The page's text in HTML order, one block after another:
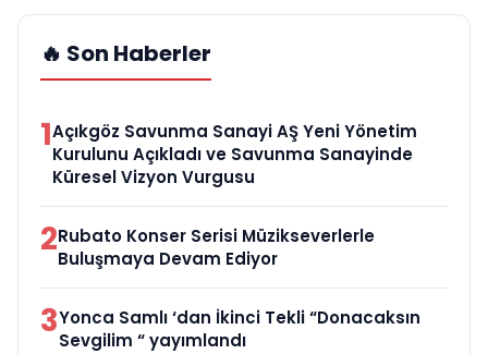
🔥 Son Haberler
1Açıkgöz Savunma Sanayi AŞ Yeni Yönetim
Kurulunu Açıkladı ve Savunma Sanayinde
Küresel Vizyon Vurgusu
2Rubato Konser Serisi Müzikseverlerle
Buluşmaya Devam Ediyor
3Yonca Samlı ‘dan İkinci Tekli “Donacaksın
Sevgilim “ yayımlandı